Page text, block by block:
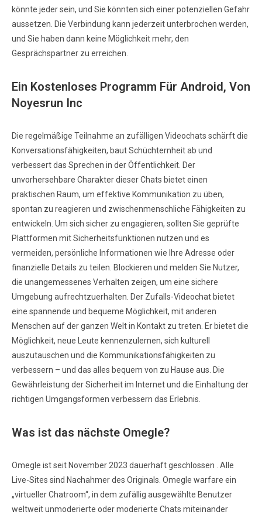
könnte jeder sein, und Sie könnten sich einer potenziellen Gefahr
aussetzen. Die Verbindung kann jederzeit unterbrochen werden,
und Sie haben dann keine Möglichkeit mehr, den
Gesprächspartner zu erreichen.
Ein Kostenloses Programm Für Android, Von
Noyesrun Inc
Die regelmäßige Teilnahme an zufälligen Videochats schärft die
Konversationsfähigkeiten, baut Schüchternheit ab und
verbessert das Sprechen in der Öffentlichkeit. Der
unvorhersehbare Charakter dieser Chats bietet einen
praktischen Raum, um effektive Kommunikation zu üben,
spontan zu reagieren und zwischenmenschliche Fähigkeiten zu
entwickeln. Um sich sicher zu engagieren, sollten Sie geprüfte
Plattformen mit Sicherheitsfunktionen nutzen und es
vermeiden, persönliche Informationen wie Ihre Adresse oder
finanzielle Details zu teilen. Blockieren und melden Sie Nutzer,
die unangemessenes Verhalten zeigen, um eine sichere
Umgebung aufrechtzuerhalten. Der Zufalls-Videochat bietet
eine spannende und bequeme Möglichkeit, mit anderen
Menschen auf der ganzen Welt in Kontakt zu treten. Er bietet die
Möglichkeit, neue Leute kennenzulernen, sich kulturell
auszutauschen und die Kommunikationsfähigkeiten zu
verbessern – und das alles bequem von zu Hause aus. Die
Gewährleistung der Sicherheit im Internet und die Einhaltung der
richtigen Umgangsformen verbessern das Erlebnis.
Was ist das nächste Omegle?
Omegle ist seit November 2023 dauerhaft geschlossen . Alle
Live-Sites sind Nachahmer des Originals. Omegle warfare ein
„virtueller Chatroom“, in dem zufällig ausgewählte Benutzer
weltweit unmoderierte oder moderierte Chats miteinander